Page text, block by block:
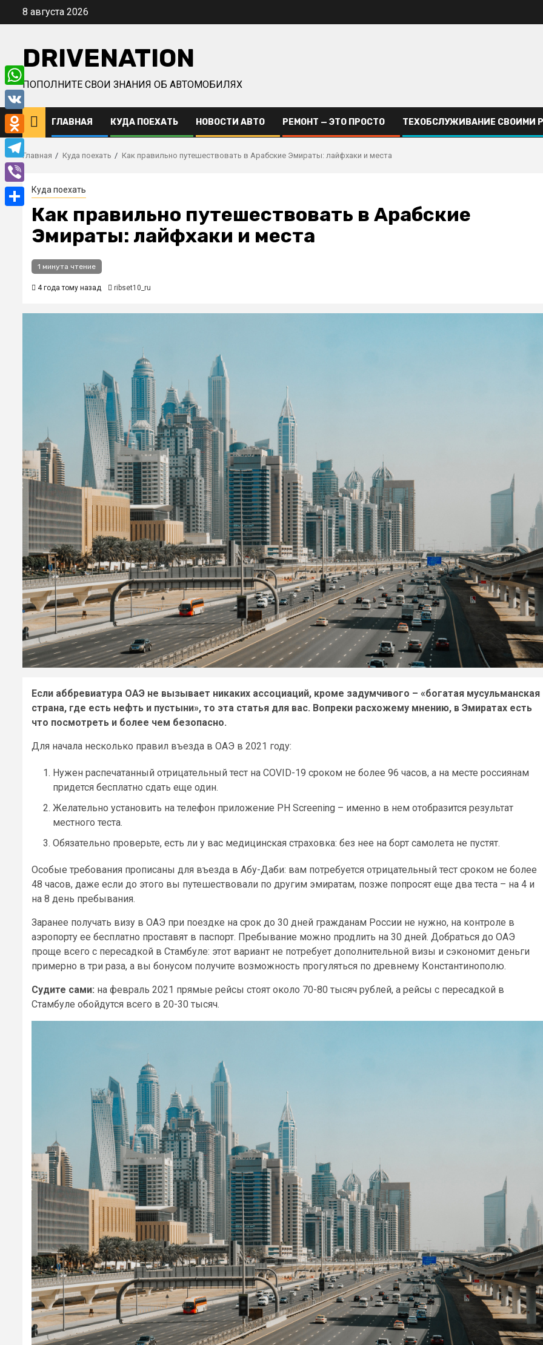
Перейти8 августа 2026
DRIVENATION
ПОПОЛНИТЕ СВОИ ЗНАНИЯ ОБ АВТОМОБИЛЯХ
ГЛАВНАЯ КУДА ПОЕХАТЬ НОВОСТИ АВТО РЕМОНТ — ЭТО ПРОСТО ТЕХОБСЛУЖИВАНИЕ СВОИМИ
Главная Куда поехать Как правильно путешествовать в Арабские Эмираты: лайфхаки и места
Куда поехать
Как правильно путешествовать в Арабские
Эмираты: лайфхаки и места
1 минута чтение
4 года тому назад ribset10_ru
Если аббревиатура ОАЭ не вызывает никаких ассоциаций, кроме задумчивого – «богатая мусульманская
страна, где есть нефть и пустыни», то эта статья для вас. Вопреки расхожему мнению, в Эмиратах есть
что посмотреть и более чем безопасно.
Для начала несколько правил въезда в ОАЭ в 2021 году:
Нужен распечатанный отрицательный тест на COVID-19 сроком не более 96 часов, а на месте россиянам
придется бесплатно сдать еще один.
Желательно установить на телефон приложение PH Screening – именно в нем отобразится результат
местного теста.
Обязательно проверьте, есть ли у вас медицинская страховка: без нее на борт самолета не пустят.
Особые требования прописаны для въезда в Абу-Даби: вам потребуется отрицательный тест сроком не более
48 часов, даже если до этого вы путешествовали по другим эмиратам, позже попросят еще два теста – на 4 и
на 8 день пребывания.
Заранее получать визу в ОАЭ при поездке на срок до 30 дней гражданам России не нужно, на контроле в
аэропорту ее бесплатно проставят в паспорт. Пребывание можно продлить на 30 дней. Добраться до ОАЭ
проще всего с пересадкой в Стамбуле: этот вариант не потребует дополнительной визы и сэкономит деньги
примерно в три раза, а вы бонусом получите возможность прогуляться по древнему Константинополю.
Судите сами: на февраль 2021 прямые рейсы стоят около 70-80 тысяч рублей, а рейсы с пересадкой в
Стамбуле обойдутся всего в 20-30 тысяч.
WhatsApp
VK
Odnoklassniki
Telegram
Viber
Отправить